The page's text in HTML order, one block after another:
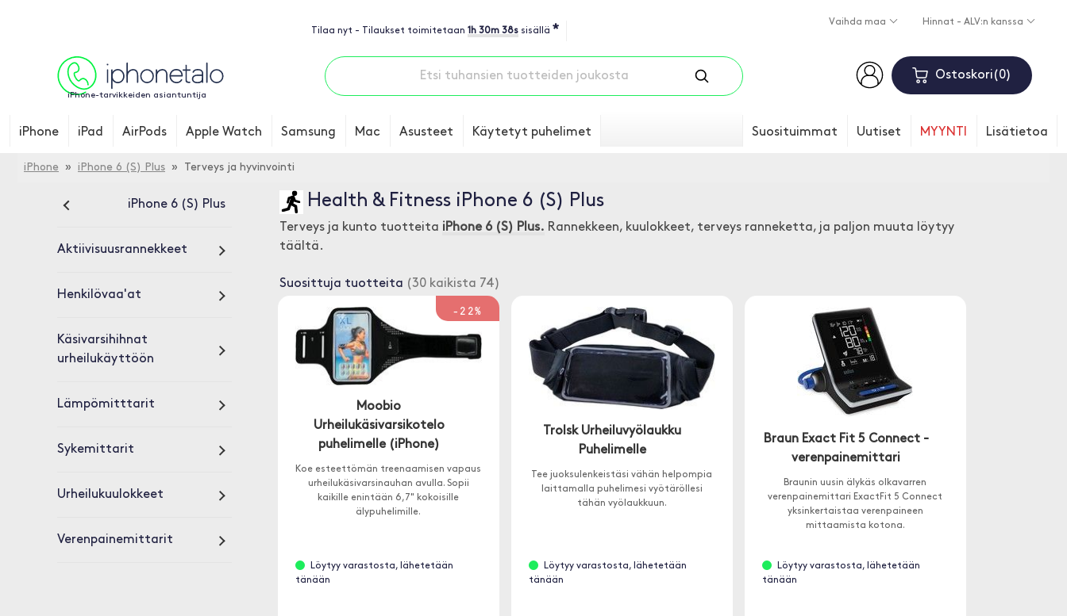
Tilaa nyt - Tilaukset toimitetaan 1h 30m 38s sisällä *
Vaihda maa Hinnat - ALV:n kanssa
iPhone-tarvikkeiden asiantuntija
Ostoskori 0
iPhone iPad AirPods Apple Watch Samsung Mac Asusteet Käytetyt puhelimet Suosituimmat Uutiset MYYNTI Lisätietoa
iPhone » iPhone 6 (S) Plus » Terveys ja hyvinvointi
iPhone 6 (S) Plus
Aktiivisuusrannekkeet
Henkilövaa'at
Käsivarsihihnat
urheilukäyttöön
Lämpömitttarit
Sykemittarit
Urheilukuulokkeet
Verenpainemittarit
Health & Fitness iPhone 6 (S) Plus
Terveys ja kunto tuotteita iPhone 6 (S) Plus. Rannekkeen, kuulokkeet, terveys ranneketta, ja paljon muuta löytyy
täältä.
Suosittuja tuotteita (30 kaikista 74)
-22%
Moobio
Urheilukäsivarsikotelo
puhelimelle (iPhone)
Koe esteettömän treenaamisen vapaus
urheilukäsivarsinauhan avulla. Sopii
kaikille enintään 6,7" kokoisille
älypuhelimille.
Löytyy varastosta, lähetetään
tänään
Trolsk Urheiluvyölaukku
Puhelimelle
Tee juoksulenkeistäsi vähän helpompia
laittamalla puhelimesi vyötäröllesi
tähän vyölaukkuun.
Löytyy varastosta, lähetetään
tänään
Braun Exact Fit 5 Connect -
verenpainemittari
Braunin uusin älykäs olkavarren
verenpainemittari ExactFit 5 Connect
yksinkertaistaa verenpaineen
mittaamista kotona.
Löytyy varastosta, lähetetään
tänään